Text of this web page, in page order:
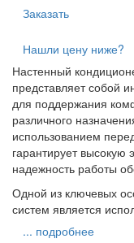
Заказать
Нашли цену ниже?
Настенный
представляет собой
для поддержания
различного
использованием
гарантирует высокую
надежность работы
Одной из ключевых
систем является
... подробнее